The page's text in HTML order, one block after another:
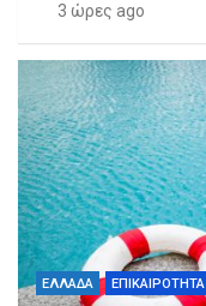
3 ώρες ago
ΕΛΛΑΔΑ ΕΠΙΚΑΙΡΟΤΗΤΑ